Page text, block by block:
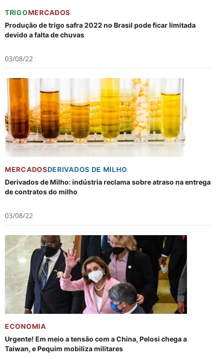
TRIGOMERCADOS
Produção de trigo safra 2022 no Brasil pode ficar limitada
devido a falta de chuvas
03/08/22
MERCADOSDERIVADOS DE MILHO
Derivados de Milho: indústria reclama sobre atraso na entrega
de contratos do milho
03/08/22
ECONOMIA
Urgente! Em meio a tensão com a China, Pelosi chega a
Taiwan, e Pequim mobiliza militares